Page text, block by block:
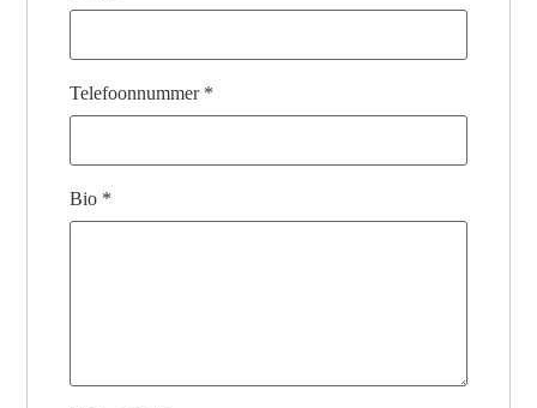
Telefoonnummer *
Bio *